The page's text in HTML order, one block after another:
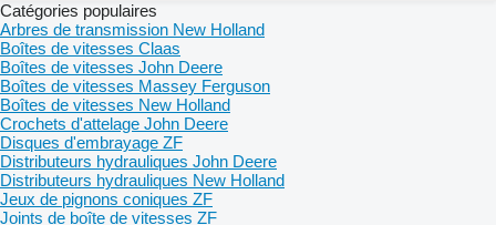
Catégories populaires
Arbres de transmission New Holland
Boîtes de vitesses Claas
Boîtes de vitesses John Deere
Boîtes de vitesses Massey Ferguson
Boîtes de vitesses New Holland
Crochets d'attelage John Deere
Disques d'embrayage ZF
Distributeurs hydrauliques John Deere
Distributeurs hydrauliques New Holland
Jeux de pignons coniques ZF
Joints de boîte de vitesses ZF